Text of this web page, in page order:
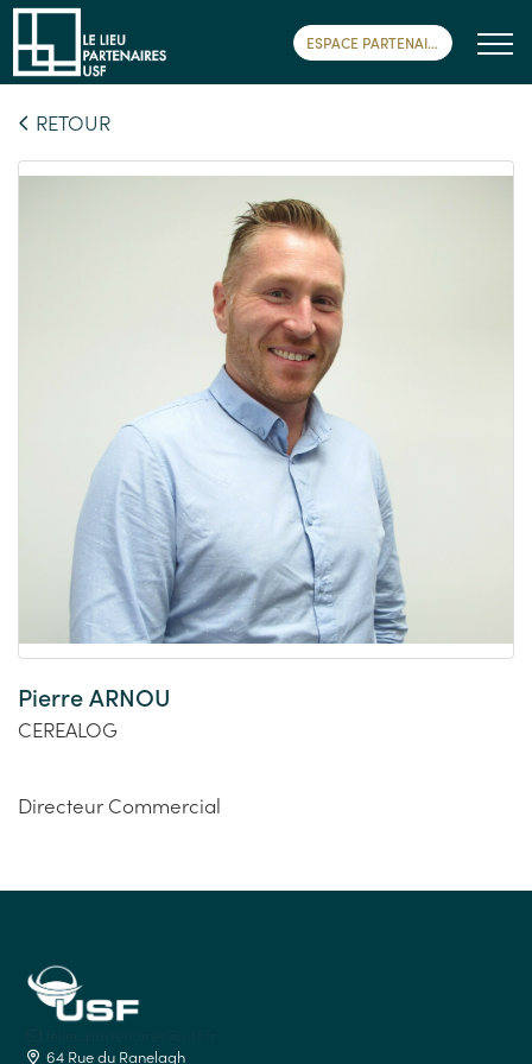
ESPACE PARTENAIRE
RETOUR
Pierre ARNOU
CEREALOG
Directeur Commercial
64 Rue du Ranelagh